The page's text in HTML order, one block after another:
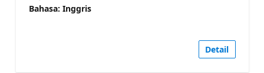
Bahasa: Inggris
Detail